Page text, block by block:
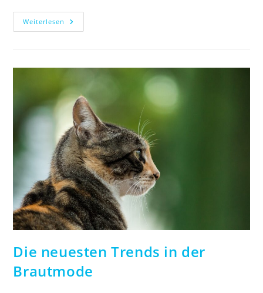
Weiterlesen Tipps
Für
Die neuesten Trends in der
Brautmode